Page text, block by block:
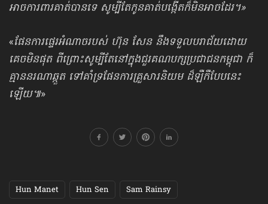
អាចការពារគាត់បានទេ សូម្បីតែកូនគាត់បង្កើត​ក៏មិនអាចដែរ។»
«ផែនការ​ផ្ទេរ​អំណាច​របស់ ហ៊ុន សែន នឹងទទួលបរាជ័យដោយ
គេចមិនផុត ពីព្រោះ​សូម្បី​តែ​​នៅក្នុង​ជួរ​គណបក្សប្រជាជនកម្ពុជា ក៏
គ្មាននរណាឆ្កួត ទៅគាំទ្រ​ផែនការ​គ្រួសារនិយម ដ៏ឡឺកឺ​​បែបនេះ​​
ឡើយ៕»
Hun Manet Hun Sen Sam Rainsy